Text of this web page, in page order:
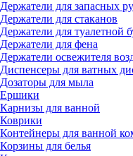
Держатели для запасных
Держатели для стаканов
Держатели для туалетной
Держатели для фена
Держатели освежителя
Диспенсеры для ватных
Дозаторы для мыла
Ершики
Карнизы для ванной
Коврики
Контейнеры для ванной
Корзины для белья